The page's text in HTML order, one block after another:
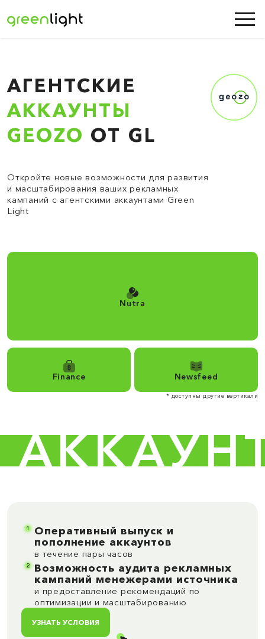
АГЕНТСКИЕ
АККАУНТЫ
GEOZO ОТ GL
Откройте новые возможности для развития
и масштабирования ваших рекламных
кампаний с агентскими аккаунтами Green
Light
Nutra
Finance Newsfeed
* доступны другие вертикали
1
Оперативный выпуск и
пополнение аккаунтов
в течение пары часов
2
Возможность аудита рекламных
кампаний менежерами источника
и предоставление рекомендаций по
оптимизации и масштабированию
УЗНАТЬ УСЛОВИЯ